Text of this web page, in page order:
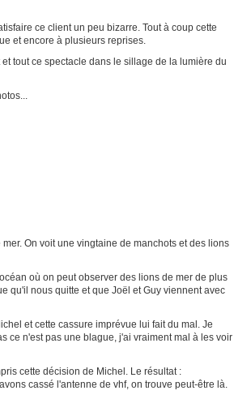
ce client un peu bizarre. Tout à coup cette
et encore à plusieurs reprises.
tout ce spectacle dans le sillage de la lumière du
On voit une vingtaine de manchots et des lions
où on peut observer des lions de mer de plus
qu'il nous quitte et que Joël et Guy viennent avec
et cette cassure imprévue lui fait du mal. Je
ce n'est pas une blague, j'ai vraiment mal à les voir
cette décision de Michel. Le résultat :
cassé l'antenne de vhf, on trouve peut-être là.